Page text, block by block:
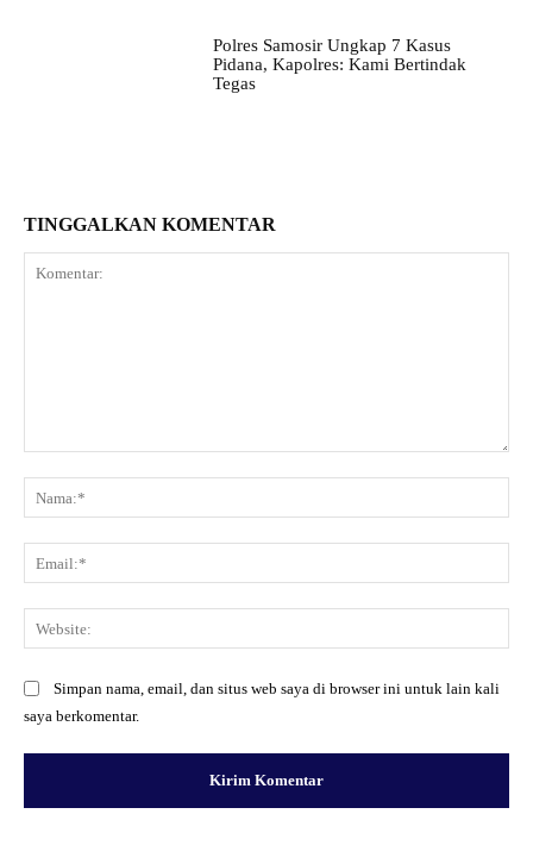
Polres Samosir Ungkap 7 Kasus
Pidana, Kapolres: Kami Bertindak
Tegas
TINGGALKAN KOMENTAR
Simpan nama, email, dan situs web saya di browser ini untuk lain kali
saya berkomentar.